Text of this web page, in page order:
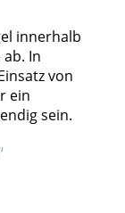
innerhalb
In
von
ein
sein.